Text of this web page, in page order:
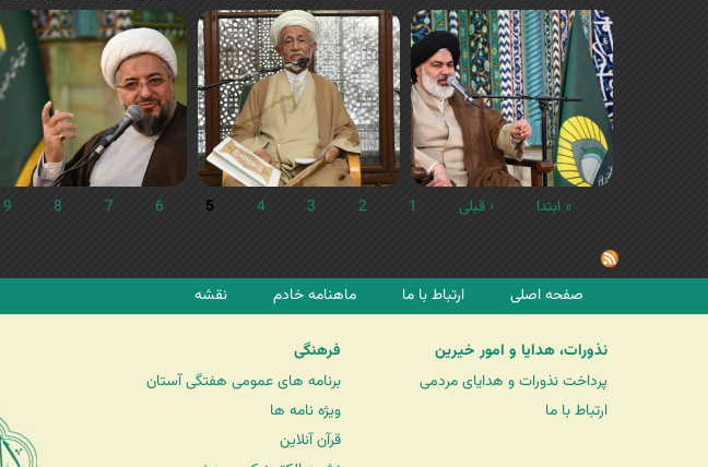
« ابتدا ‹ قبلی 1
2
3
4
5
6
7
8
9
صفحه اصلی ارتباط با ما ماهنامه خادم نقشه
نذورات، هدایا و امور خیرین
پرداخت نذورات و هدایای مردمی
ارتباط با ما
فرهنگی
برنامه های عمومی هفتگی آستان
ویژه نامه ها
قرآن آنلاین